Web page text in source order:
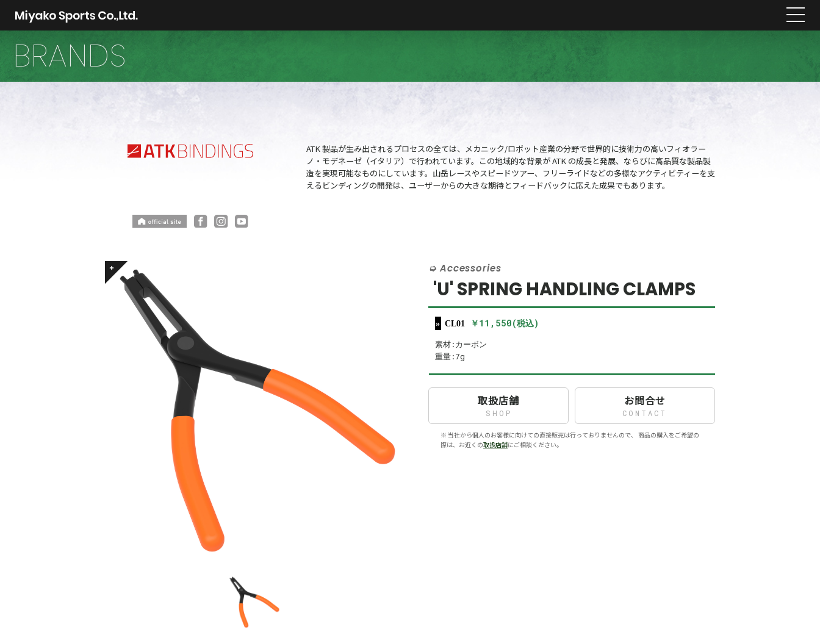
BRANDS
ATK 製品が生み出されるプロセスの全ては、メカニック/ロボット産業の分野で世界的に技術力の高いフィオラー
ノ・モデネーゼ（イタリア）で行われています。この地域的な背景が ATK の成長と発展、ならびに高品質な製品製
造を実現可能なものにしています。山岳レースやスピードツアー、フリーライドなどの多様なアクティビティーを支
えるビンディングの開発は、ユーザーからの大きな期待とフィードバックに応えた成果でもあります。
Accessories
'U' SPRING HANDLING CLAMPS
CL01 ￥11,550(税込)
素材:カーボン
重量:7g
取扱店舗
SHOP
お問合せ
CONTACT
※ 当社から個人のお客様に向けての直接販売は行っておりませんので、 商品の購入をご希望の
際は、お近くの取扱店舗にご相談ください。